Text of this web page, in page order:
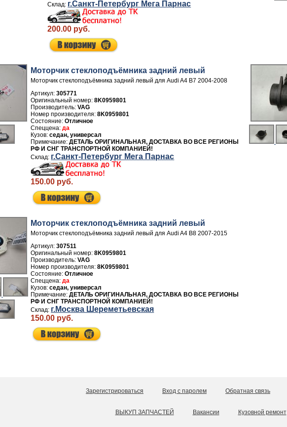
г.Санкт-Петербург Мега Парнас
200.00 руб.
Моторчик стеклоподъёмника задний левый
Моторчик стеклоподъёмника задний левый для Audi A4 B7 2004-2008
Артикул:305771
8K0959801
Производитель:VAG
Номер производителя:8K0959801
Отличное
да
седан, универсал
ДЕТАЛЬ ОРИГИНАЛЬНАЯ, ДОСТАВКА ВО ВСЕ РЕГИОНЫ
РФ И СНГ ТРАНСПОРТНОЙ КОМПАНИЕЙ!
г.Санкт-Петербург Мега Парнас
150.00 руб.
Моторчик стеклоподъёмника задний левый
Моторчик стеклоподъёмника задний левый для Audi A4 B8 2007-2015
Артикул:307511
8K0959801
Производитель:VAG
Номер производителя:8K0959801
Отличное
да
седан, универсал
ДЕТАЛЬ ОРИГИНАЛЬНАЯ, ДОСТАВКА ВО ВСЕ РЕГИОНЫ
РФ И СНГ ТРАНСПОРТНОЙ КОМПАНИЕЙ!
г.Москва Шереметьевская
150.00 руб.
Зарегистрироваться Вход с паролем Обратная связь
ВЫКУП ЗАПЧАСТЕЙ Вакансии Кузовной ремонт